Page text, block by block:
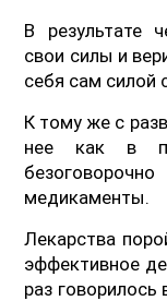
В результате
свои силы и
себя сам силой
К тому же с
нее как в
медикаменты.
Лекарства
эффективное
раз говорилось